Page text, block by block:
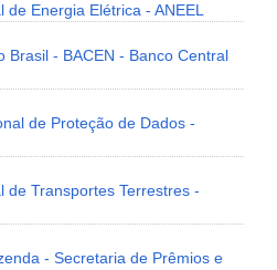
de Energia Elétrica - ANEEL
Brasil - BACEN - Banco Central
de Proteção de Dados -
de Transportes Terrestres -
- Secretaria de Prêmios e